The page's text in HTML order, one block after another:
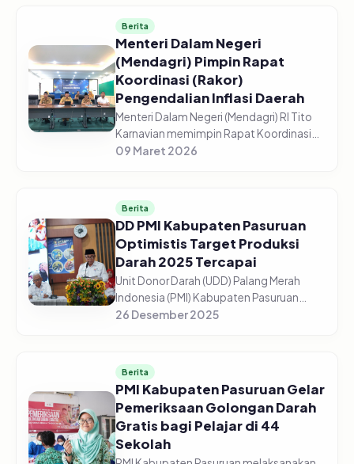
Berita
Menteri Dalam Negeri
(Mendagri) Pimpin Rapat
Koordinasi (Rakor)
Pengendalian Inflasi Daerah
Menteri Dalam Negeri (Mendagri) RI Tito
Karnavian memimpin Rapat Koordinasi
(Rakor) Pengendalian Inflasi Daerah dari
09 Maret 2026
Berita
DD PMI Kabupaten Pasuruan
Optimistis Target Produksi
Darah 2025 Tercapai
Unit Donor Darah (UDD) Palang Merah
Indonesia (PMI) Kabupaten Pasuruan
optimistis target produksi darah tahun
dar...
26 Desember 2025
Berita
PMI Kabupaten Pasuruan Gelar
Pemeriksaan Golongan Darah
Gratis bagi Pelajar di 44
Sekolah